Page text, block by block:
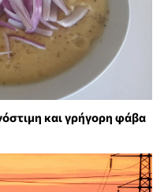
και γρήγορη φάβα